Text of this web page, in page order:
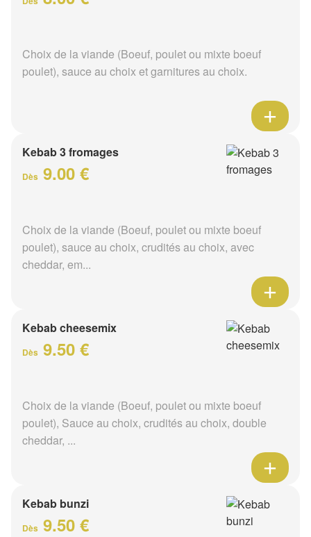
Choix de la viande (Boeuf, poulet ou mixte boeuf
poulet), sauce au choix et garnitures au choix.
Kebab 3 fromages
Dès 9.00 €
Choix de la viande (Boeuf, poulet ou mixte boeuf
poulet), sauce au choix, crudités au choix, avec
cheddar, em...
Kebab cheesemix
Dès 9.50 €
Choix de la viande (Boeuf, poulet ou mixte boeuf
poulet), Sauce au choix, crudités au choix, double
cheddar, ...
Kebab bunzi
Dès 9.50 €